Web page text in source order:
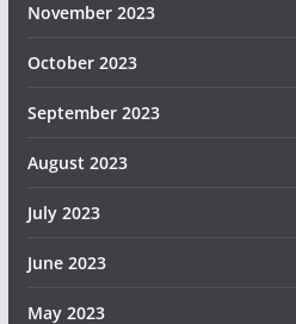
November 2023
October 2023
September 2023
August 2023
July 2023
June 2023
May 2023